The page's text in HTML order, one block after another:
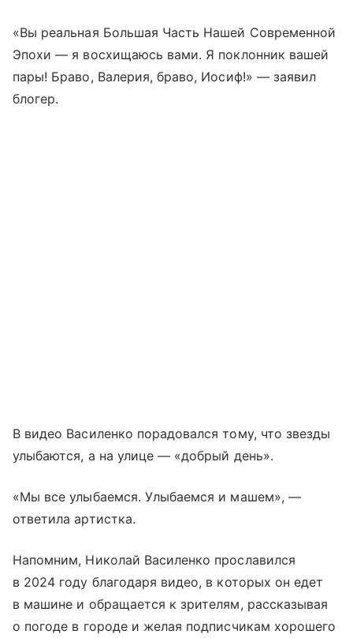
«Вы реальная Большая Часть Нашей Современной
Эпохи — я восхищаюсь вами. Я поклонник вашей
пары! Браво, Валерия, браво, Иосиф!» — заявил
блогер.
В видео Василенко порадовался тому, что звезды
улыбаются, а на улице — «добрый день».
«Мы все улыбаемся. Улыбаемся и машем», —
ответила артистка.
Напомним, Николай Василенко прославился
в 2024 году благодаря видео, в которых он едет
в машине и обращается к зрителям, рассказывая
о погоде в городе и желая подписчикам хорошего